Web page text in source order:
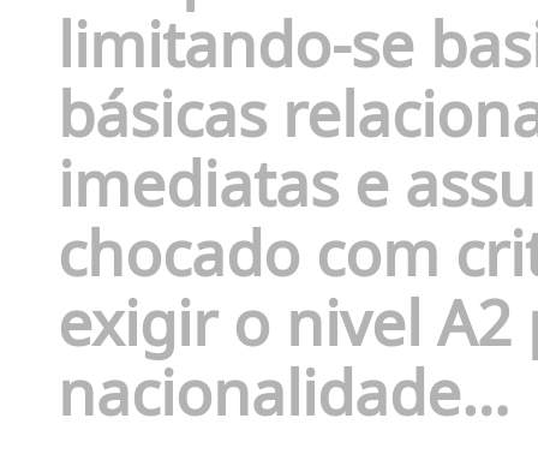
limitando-se
básicas
imediatas e
chocado com
exigir o nivel
nacionalidade…